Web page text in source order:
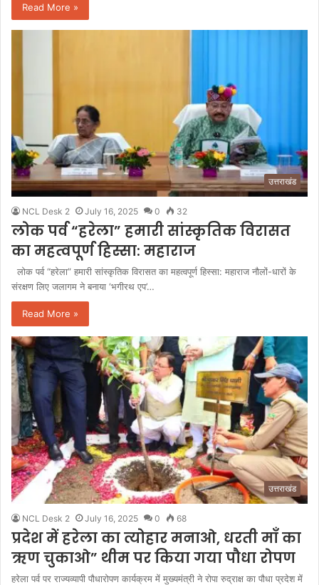
Read More »
उत्तराखंड
NCL Desk 2 July 16, 2025 0 32
लोक पर्व “हरेला” हमारी सांस्कृतिक विरासत
का महत्वपूर्ण हिस्सा: महाराज
लोक पर्व “हरेला” हमारी सांस्कृतिक विरासत का महत्वपूर्ण हिस्सा: महाराज नौलों-धारों के
संरक्षण लिए जलागम ने बनाया ‘भगीरथ एप’…
Read More »
उत्तराखंड
NCL Desk 2 July 16, 2025 0 68
प्रदेश में हरेला का त्योहार मनाओ, धरती माँ का
ऋण चुकाओ” थीम पर किया गया पौधा रोपण
हरेला पर्व पर राज्यव्यापी पौधारोपण कार्यक्रम में मुख्यमंत्री ने रोपा रुद्राक्ष का पौधा प्रदेश में